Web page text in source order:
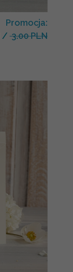
Promocja:
/ 3.00 PLN